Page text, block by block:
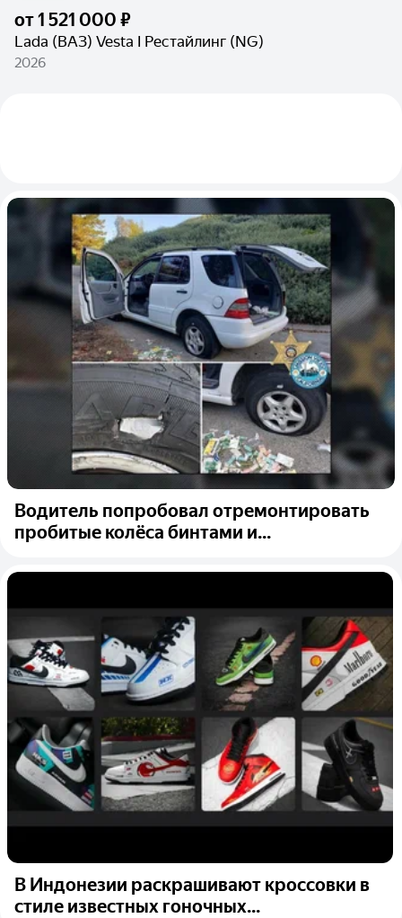
от1 521 000 ₽
Lada (ВАЗ) Vesta I Рестайлинг (NG)
2026
Водитель попробовал отремонтировать
пробитые колёса бинтами и...
В Индонезии раскрашивают кроссовки в
стиле известных гоночных...